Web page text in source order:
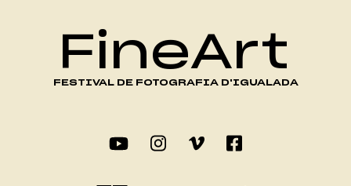
FineArt
FESTIVAL DE FOTOGRAFIA D'IGUALADA